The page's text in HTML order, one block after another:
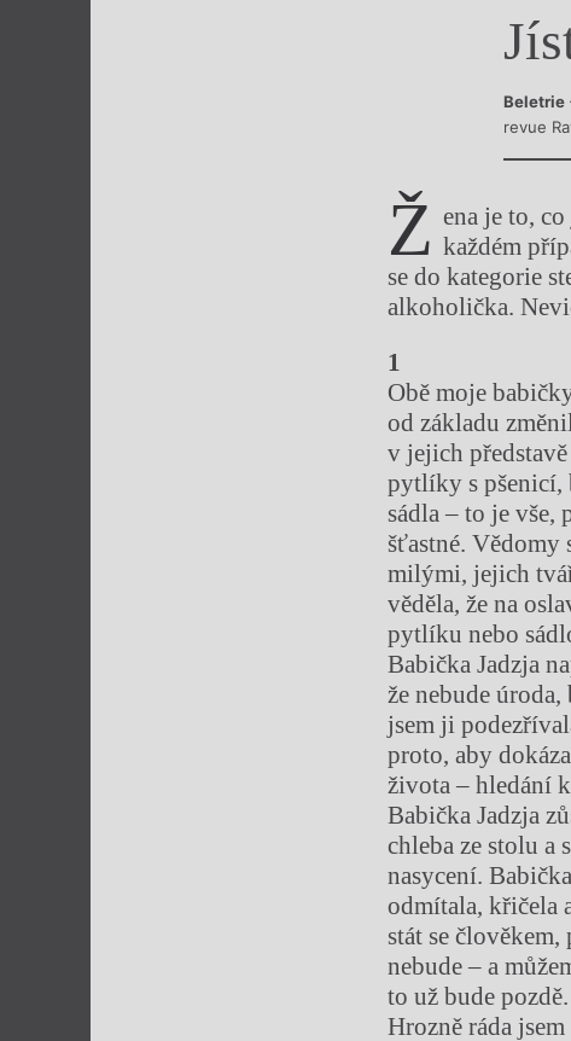
Výroční ceny
Beletrie
revue
Ž ena je to,
každém
se do kategorie
alkoholička.
1
Obě moje
od základu
v jejich
pytlíky s pšenicí,
sádla – to je vše,
šťastné. Vědomy
milými, jejich
věděla, že na
pytlíku nebo
Babička Jadzja
že nebude
jsem ji
proto, aby
života – hledání
Babička Jadzja
chleba ze stolu a
nasycení.
odmítala, křičela
stát se
nebude – a
to už bude pozdě.
Hrozně ráda